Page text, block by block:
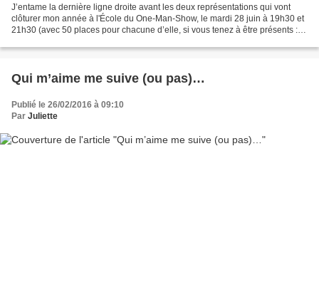
J’entame la dernière ligne droite avant les deux représentations qui vont
clôturer mon année à l'École du One-Man-Show, le mardi 28 juin à 19h30 et
21h30 (avec 50 places pour chacune d’elle, si vous tenez à être présents :
Qui m’aime me suive (ou pas)…
Publié le 26/02/2016 à 09:10
Par Juliette